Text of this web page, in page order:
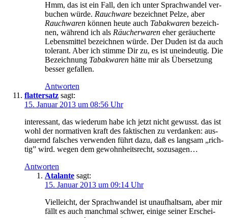
Hmm, das ist ein Fall, den ich un­ter Sprach­wan­del ver­
bu­chen wür­de. Rauch­wa­re be­zeich­net Pel­ze, aber
Rauch­wa­ren kön­nen heu­te auch Ta­bak­wa­ren be­zeich­
nen, wäh­rend ich als Räu­cher­wa­ren eher ge­räu­cher­te
Le­bens­mit­tel be­zeich­nen wür­de. Der Du­den ist da auch
to­le­rant. Aber ich stim­me Dir zu, es ist un­ein­deu­tig. Die
Be­zeich­nung Ta­bak­wa­ren hät­te mir als Über­set­zung
bes­ser gefallen.
Antworten
flattersatz sagt:
15. Januar 2013 um 08:56 Uhr
in­ter­es­sant, das wie­der­um ha­be ich jetzt nicht ge­wusst. das ist
wohl der nor­ma­ti­ven kraft des fak­ti­schen zu ver­dan­ken: aus­
dau­ernd fal­sches ver­wen­den führt da­zu, daß es lang­sam „rich­
tig” wird. we­gen dem ge­wohn­heits­recht, sozusagen…
Antworten
Atalante sagt:
15. Januar 2013 um 09:14 Uhr
Viel­leicht, der Sprach­wan­del ist un­auf­halt­sam, aber mir
fällt es auch manch­mal schwer, ei­ni­ge sei­ner Er­schei­